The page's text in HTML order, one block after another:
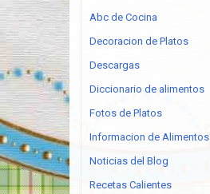
Abc de Cocina
Decoracion de Platos
Descargas
Diccionario de alimentos
Fotos de Platos
Informacion de Alimentos
Noticias del Blog
Recetas Calientes